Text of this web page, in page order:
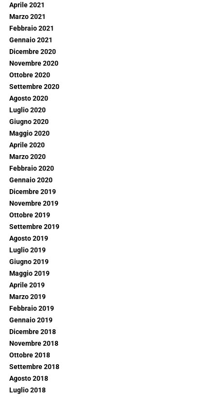
Aprile 2021
Marzo 2021
Febbraio 2021
Gennaio 2021
Dicembre 2020
Novembre 2020
Ottobre 2020
Settembre 2020
Agosto 2020
Luglio 2020
Giugno 2020
Maggio 2020
Aprile 2020
Marzo 2020
Febbraio 2020
Gennaio 2020
Dicembre 2019
Novembre 2019
Ottobre 2019
Settembre 2019
Agosto 2019
Luglio 2019
Giugno 2019
Maggio 2019
Aprile 2019
Marzo 2019
Febbraio 2019
Gennaio 2019
Dicembre 2018
Novembre 2018
Ottobre 2018
Settembre 2018
Agosto 2018
Luglio 2018